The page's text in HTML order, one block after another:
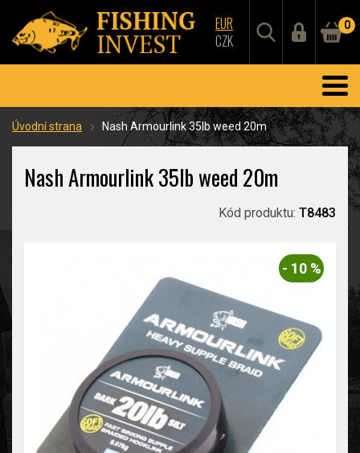
EUR
CZK
0
Úvodní strana Nash Armourlink 35lb weed 20m
Nash Armourlink 35lb weed 20m
Kód produktu: T8483
- 10 %